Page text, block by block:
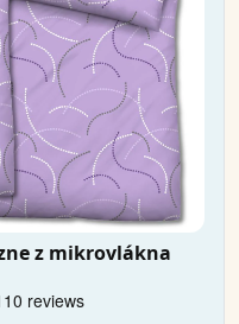
z mikrovlákna